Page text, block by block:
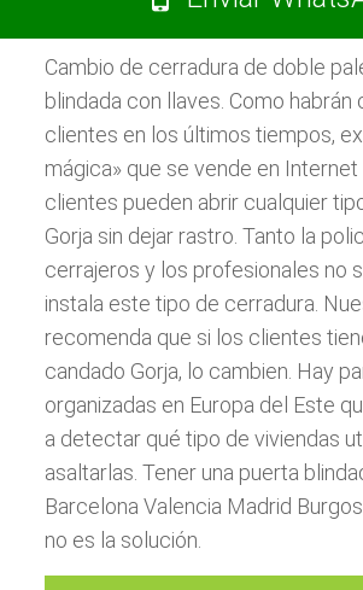
Cambio de cerradura de doble
blindada con llaves. Como habrán
clientes en los últimos tiempos,
mágica» que se vende en
clientes pueden abrir cualquier
Gorja sin dejar rastro. Tanto la
cerrajeros y los profesionales no
instala este tipo de cerradura.
recomenda que si los clientes
candado Gorja, lo cambien. Hay
organizadas en Europa del Este
a detectar qué tipo de viviendas
asaltarlas. Tener una puerta
Barcelona Valencia Madrid
no es la solución.